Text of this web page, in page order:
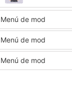
Menú de mod
Menú de mod
Menú de mod